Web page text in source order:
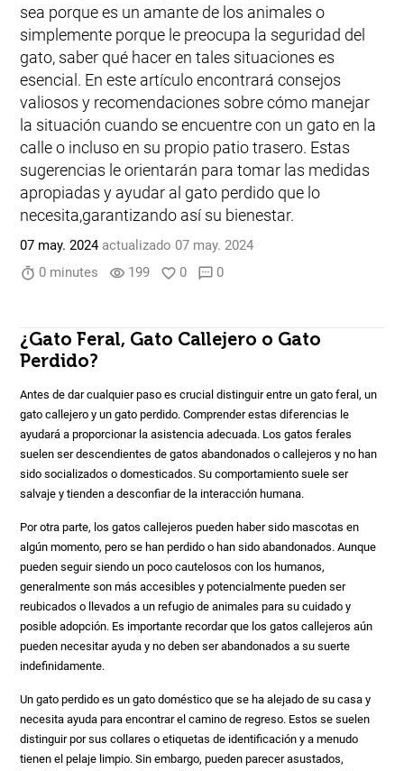
sea porque es un amante de los animales o
simplemente porque le preocupa la seguridad del
gato, saber qué hacer en tales situaciones es
esencial. En este artículo encontrará consejos
valiosos y recomendaciones sobre cómo manejar
la situación cuando se encuentre con un gato en la
calle o incluso en su propio patio trasero. Estas
sugerencias le orientarán para tomar las medidas
apropiadas y ayudar al gato perdido que lo
necesita,garantizando así su bienestar.
07 may. 2024 actualizado 07 may. 2024
timer 0 minutes visibility 199 favorite_border 0 sms 0
¿Gato Feral, Gato Callejero o Gato
Perdido?
Antes de dar cualquier paso es crucial distinguir entre un gato feral, un
gato callejero y un gato perdido. Comprender estas diferencias le
ayudará a proporcionar la asistencia adecuada. Los gatos ferales
suelen ser descendientes de gatos abandonados o callejeros y no han
sido socializados o domesticados. Su comportamiento suele ser
salvaje y tienden a desconfiar de la interacción humana.
Por otra parte, los gatos callejeros pueden haber sido mascotas en
algún momento, pero se han perdido o han sido abandonados. Aunque
pueden seguir siendo un poco cautelosos con los humanos,
generalmente son más accesibles y potencialmente pueden ser
reubicados o llevados a un refugio de animales para su cuidado y
posible adopción. Es importante recordar que los gatos callejeros aún
pueden necesitar ayuda y no deben ser abandonados a su suerte
indefinidamente.
Un gato perdido es un gato doméstico que se ha alejado de su casa y
necesita ayuda para encontrar el camino de regreso. Estos se suelen
distinguir por sus collares o etiquetas de identificación y a menudo
tienen el pelaje limpio. Sin embargo, pueden parecer asustados,